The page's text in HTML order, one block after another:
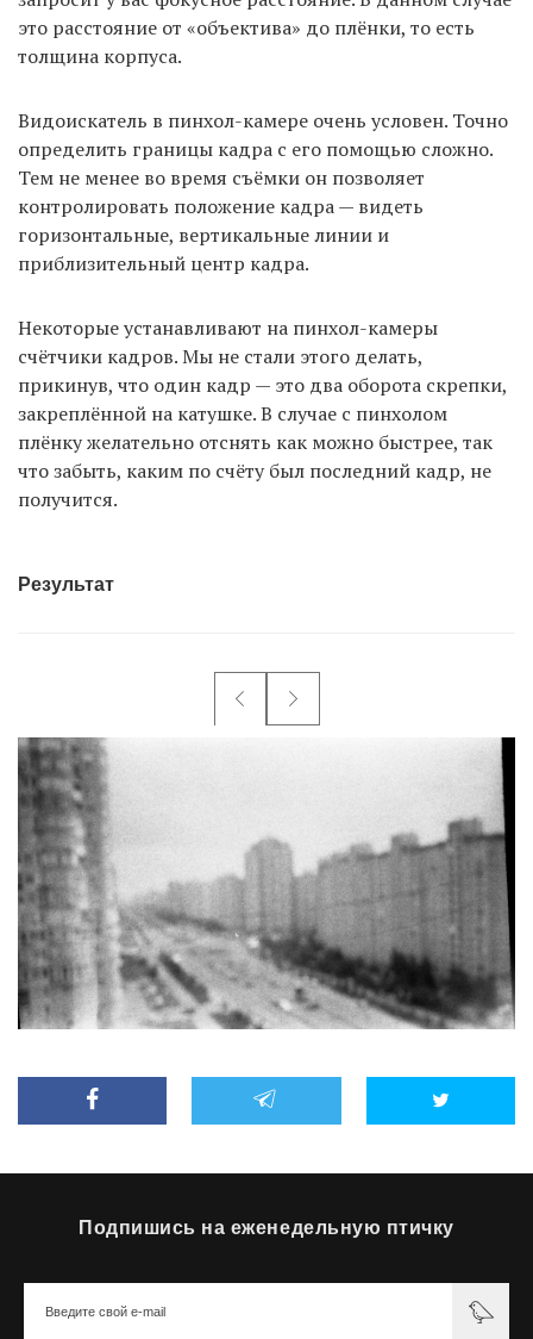
это расстояние от «объектива» до плёнки, то есть
толщина корпуса.
Видоискатель в пинхол-камере очень условен. Точно
определить границы кадра с его помощью сложно.
Тем не менее во время съёмки он позволяет
контролировать положение кадра — видеть
горизонтальные, вертикальные линии и
приблизительный центр кадра.
Некоторые устанавливают на пинхол-камеры
счётчики кадров. Мы не стали этого делать,
прикинув, что один кадр — это два оборота скрепки,
закреплённой на катушке. В случае с пинхолом
плёнку желательно отснять как можно быстрее, так
что забыть, каким по счёту был последний кадр, не
получится.
Результат
Подпишись на еженедельную птичку